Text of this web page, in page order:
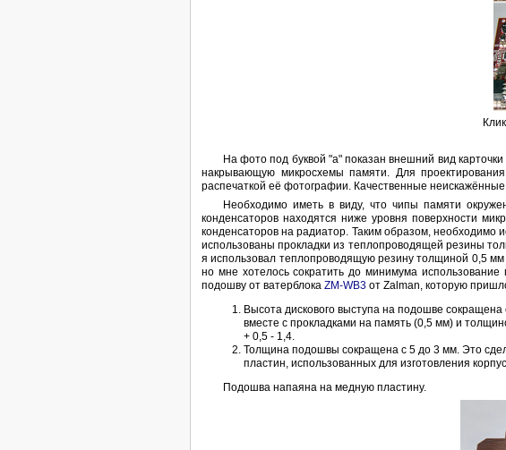
На фото под буквой "a" показан внешний вид
накрывающую микросхемы памяти. Для
распечаткой её фотографии. Качественные
Необходимо иметь в виду, что чипы памяти
конденсаторов находятся ниже уровня поверхности
конденсаторов на радиатор. Таким образом, необходимо
использованы прокладки из теплопроводящей резины
я использовал теплопроводящую резину толщиной 0,5
но мне хотелось сократить до минимума
подошву от ватерблока ZM-WB3 от Zalman, которую
Высота дискового выступа на подошве
вместе с прокладками на память (0,5 мм) и
+ 0,5 - 1,4.
Толщина подошвы сокращена с 5 до 3 мм. Это
пластин, использованных для изготовления
Подошва напаяна на медную пластину.